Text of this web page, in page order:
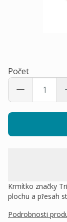
Krmítko značky
plochu a přesah
Podrobnosti
Počet